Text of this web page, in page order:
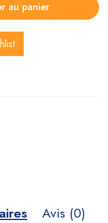
au panier
Avis (0)